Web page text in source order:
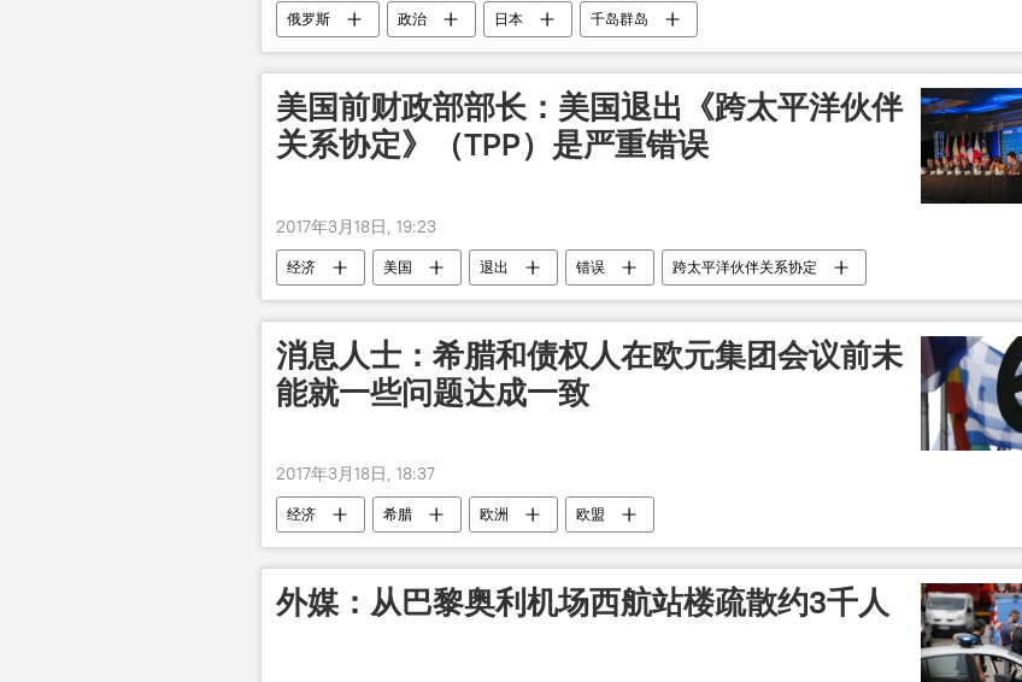
俄罗斯 政治 日本 千岛群岛
美国前财政部部长：美国退出《跨太平洋伙伴
关系协定》（TРP）是严重错误
2017年3月18日, 19:23
经济 美国 退出 错误 跨太平洋伙伴关系协定
消息人士：希腊和债权人在欧元集团会议前未
能就一些问题达成一致
2017年3月18日, 18:37
经济 希腊 欧洲 欧盟
外媒：从巴黎奥利机场西航站楼疏散约3千人